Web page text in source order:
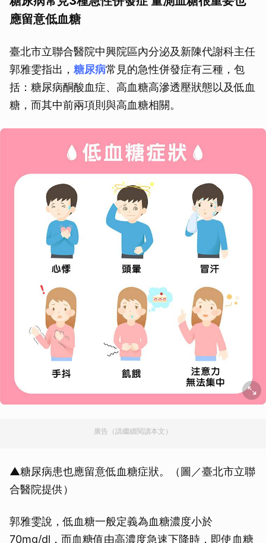
應留意低血糖
臺北市立聯合醫院中興院區內分泌及新陳代謝科主任
郭雅雯指出， 糖尿病常見的急性併發症有三種，包
括：糖尿病酮酸血症、高血糖高滲透壓狀態以及低血
糖，而其中前兩項則與高血糖相關。
廣告（請繼續閱讀本文）
▲糖尿病患也應留意低血糖症狀。（圖／臺北市立聯
合醫院提供）
郭雅雯說，低血糖一般定義為血糖濃度小於
70mg/dl，而血糖值由高濃度急速下降時，即使血糖